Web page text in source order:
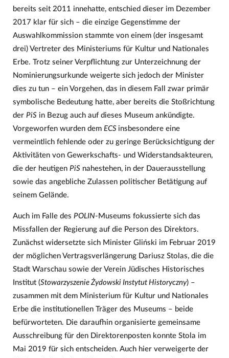
bereits seit 2011 innehatte, entschied dieser im Dezember
2017 klar für sich – die einzige Gegenstimme der
Auswahlkommission stammte von einem (der insgesamt
drei) Vertreter des Ministeriums für Kultur und Nationales
Erbe. Trotz seiner Verpflichtung zur Unterzeichnung der
Nominierungsurkunde weigerte sich jedoch der Minister
dies zu tun – ein Vorgehen, das in diesem Fall zwar primär
symbolische Bedeutung hatte, aber bereits die Stoßrichtung
der PiSin Bezug auch auf dieses Museum ankündigte.
Vorgeworfen wurden dem ECS insbesondere eine
vermeintlich fehlende oder zu geringe Berücksichtigung der
Aktivitäten von Gewerkschafts- und Widerstandsakteuren,
die der heutigen PiSnahestehen, in der Dauerausstellung
sowie das angebliche Zulassen politischer Betätigung auf
seinem Gelände.
Auch im Falle des POLIN-Museums fokussierte sich das
Missfallen der Regierung auf die Person des Direktors.
Zunächst widersetzte sich Minister Gliński im Februar 2019
der möglichen Vertragsverlängerung Dariusz Stolas, die die
Stadt Warschau sowie der Verein Jüdisches Historisches
Institut (Stowarzyszenie Żydowski Instytut Historyczny) –
zusammen mit dem Ministerium für Kultur und Nationales
Erbe die institutionellen Träger des Museums – beide
befürworteten. Die daraufhin organisierte gemeinsame
Ausschreibung für den Direktorenposten konnte Stola im
Mai 2019 für sich entscheiden. Auch hier verweigerte der